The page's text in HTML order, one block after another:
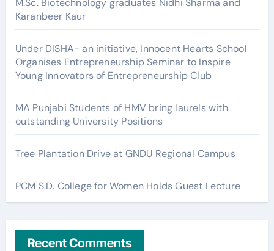
Karanbeer Kaur
Under DISHA- an initiative, Innocent Hearts School
Organises Entrepreneurship Seminar to Inspire
Young Innovators of Entrepreneurship Club
MA Punjabi Students of HMV bring laurels with
outstanding University Positions
Tree Plantation Drive at GNDU Regional Campus
PCM S.D. College for Women Holds Guest Lecture
Recent Comments